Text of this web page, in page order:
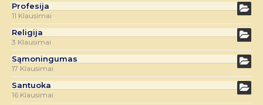
Profesija
11 Klausimai
Religija
3 Klausimai
Sąmoningumas
17 Klausimai
Santuoka
16 Klausimai